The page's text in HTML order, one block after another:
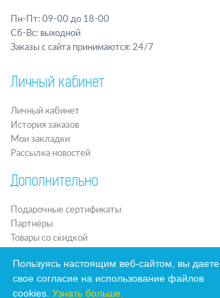
Пн-Пт: 09-00 до 18-00
Сб-Вс: выходной
Заказы с сайта принимаются: 24/7
Личный кабинет
Личный кабинет
История заказов
Мои закладки
Рассылка новостей
Дополнительно
Подарочные сертификаты
Партнёры
Товары со скидкой
Новости
Пользуясь настоящим веб-сайтом, вы даете
свое согласие на использование файлов
cookies. Узнать больше.